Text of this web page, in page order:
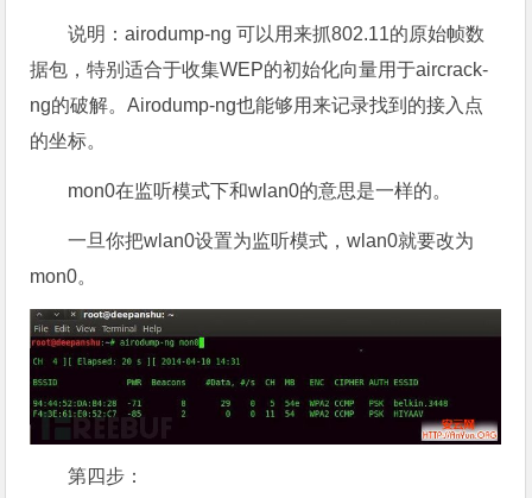
说明：airodump-ng 可以用来抓802.11的原始帧数
据包，特别适合于收集WEP的初始化向量用于aircrack-
ng的破解。Airodump-ng也能够用来记录找到的接入点
的坐标。
mon0在监听模式下和wlan0的意思是一样的。
一旦你把wlan0设置为监听模式，wlan0就要改为
mon0。
第四步：